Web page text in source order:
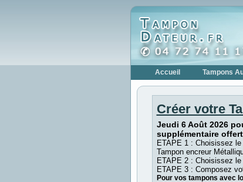
Accueil
Tampons
Créer votre
Jeudi 6 Août 2026
supplémentaire
ETAPE 1 : Choisissez
Tampon encreur
ETAPE 2 : Choisissez
ETAPE 3 : Composez
Pour vos tampons avec